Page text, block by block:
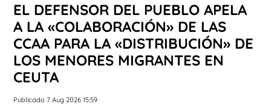
EL DEFENSOR DEL PUEBLO APELA
A LA «COLABORACIÓN» DE LAS
CCAA PARA LA «DISTRIBUCIÓN» DE
LOS MENORES MIGRANTES EN
CEUTA
Publicado 7 Aug 2026 15:59